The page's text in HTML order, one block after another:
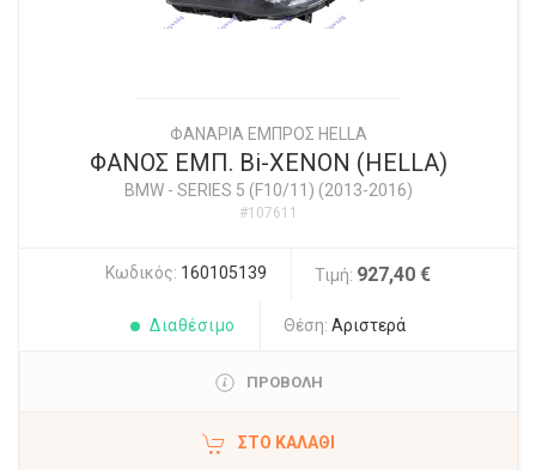
ΦΑΝΑΡΙΑ ΕΜΠΡΟΣ HELLA
ΦΑΝΟΣ EΜΠ. Bi-XENON (HELLA)
BMW- SERIES 5 (F10/11) (2013-2016)
#107611
Κωδικός: 160105139 Τιμή: 927,40 €
Διαθέσιμο Θέση: Αριστερά
ΠΡΟΒΟΛΗ
ΣΤΟ ΚΑΛΆΘΙ